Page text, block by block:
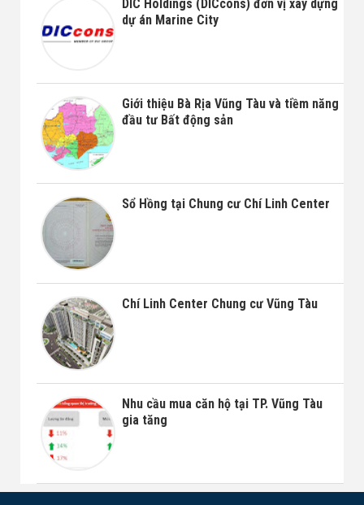
DIC Holdings (DICcons) đơn vị xây dựng
dự án Marine City
Giới thiệu Bà Rịa Vũng Tàu và tiềm năng
đầu tư Bất động sản
Sổ Hồng tại Chung cư Chí Linh Center
Chí Linh Center Chung cư Vũng Tàu
Nhu cầu mua căn hộ tại TP. Vũng Tàu
gia tăng